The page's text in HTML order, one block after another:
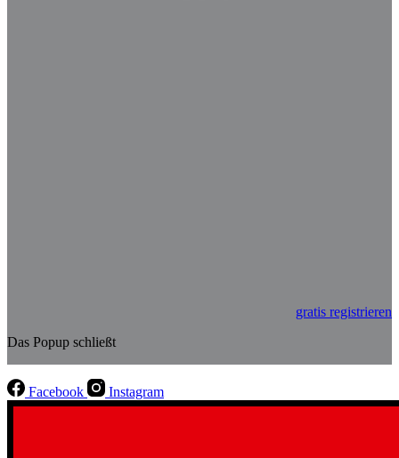
gratis registrieren
Das Popup schließt
Facebook Instagram